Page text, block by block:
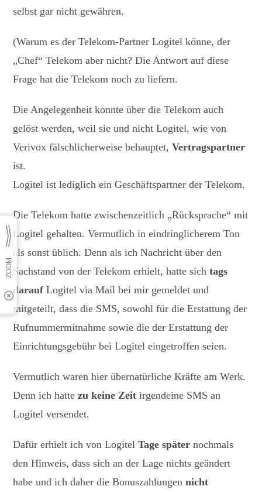
selbst gar nicht gewähren.
(Warum es der Telekom-Partner Logitel könne, der
„Chef“ Telekom aber nicht? Die Antwort auf diese
Frage hat die Telekom noch zu liefern.
Die Angelegenheit konnte über die Telekom auch
gelöst werden, weil sie und nicht Logitel, wie von
Verivox fälschlicherweise behauptet,Vertragspartner
ist.
Logitel ist lediglich ein Geschäftspartner der Telekom.
Die Telekom hatte zwischenzeitlich „Rücksprache“ mit
Logitel gehalten. Vermutlich in eindringlicherem Ton
als sonst üblich. Denn als ich Nachricht über den
Sachstand von der Telekom erhielt, hatte sichtags
daraufLogitel via Mail bei mir gemeldet und
mitgeteilt, dass die SMS, sowohl für die Erstattung der
Rufnummermitnahme sowie die der Erstattung der
Einrichtungsgebühr bei Logitel eingetroffen seien.
Vermutlich waren hier übernatürliche Kräfte am Werk.
Denn ich hattezu keine Zeit irgendeine SMS an
Logitel versendet.
Dafür erhielt ich von LogitelTage später nochmals
den Hinweis, dass sich an der Lage nichts geändert
habe und ich daher die Bonuszahlungennicht